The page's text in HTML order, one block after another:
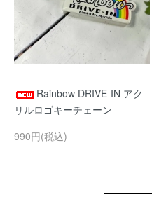
Rainbow DRIVE-IN アク
リルロゴキーチェーン
990円(税込)